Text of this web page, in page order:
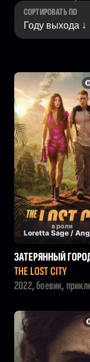
СОРТИРОВАТЬ ПО
в роли
Loretta Sage /
ЗАТЕРЯННЫЙ
THE LOST CITY
2022, боевик,